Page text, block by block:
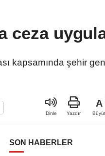
ceza
kapsamında şehir
Dinle Yazdır
A
Büyüt
SON HABERLER